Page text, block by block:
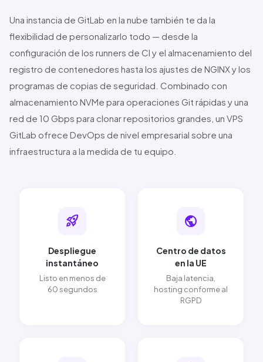
Una instancia de GitLab en la nube también te da la
flexibilidad de personalizarlo todo — desde la
configuración de los runners de CI y el almacenamiento del
registro de contenedores hasta los ajustes de NGINXy los
programas de copias de seguridad. Combinado con
almacenamiento NVMe para operaciones Git rápidas y una
red de 10 Gbps para clonar repositorios grandes, un VPS
GitLab ofrece DevOps de nivel empresarial sobre una
infraestructura a la medida de tu equipo.
rocket_launch
Despliegue
instantáneo
Listo en menos de
60 segundos
public
Centro de datos
en la UE
Baja latencia,
hosting conforme al
RGPD